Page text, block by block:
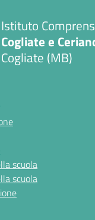
Istituto
Cogliate e
Cogliate (MB)
scuola
scuola